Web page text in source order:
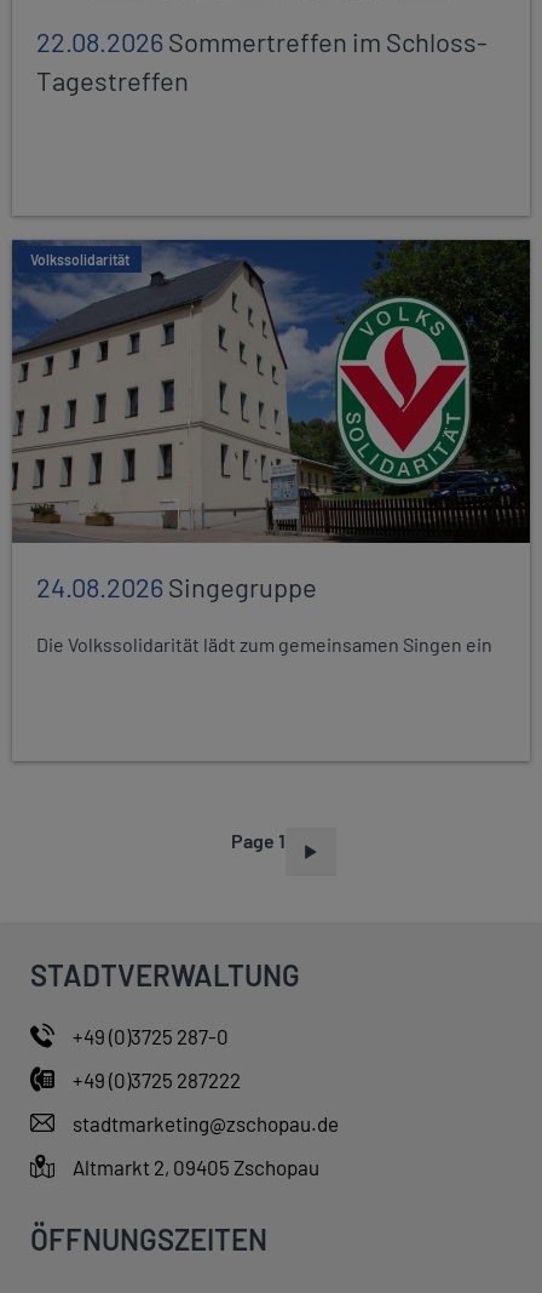
22.08.2026Sommertreffen im Schloss-
Tagestreffen
Volkssolidarität
24.08.2026Singegruppe
Die Volkssolidarität lädt zum gemeinsamen Singen ein
Page 1
STADTVERWALTUNG
+49 (0)3725 287-0
+49 (0)3725 287222
stadtmarketing@zschopau.de
Altmarkt 2, 09405 Zschopau
ÖFFNUNGSZEITEN